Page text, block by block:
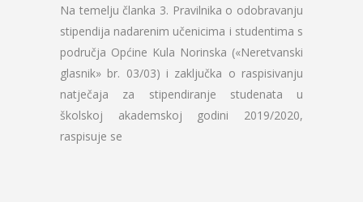
Na temelju članka 3. Pravilnika o odobravanju
stipendija nadarenim učenicima i studentima s
područja Općine Kula Norinska («Neretvanski
glasnik» br. 03/03) i zaključka o raspisivanju
natječaja za stipendiranje studenata u
školskoj akademskoj godini 2019/2020,
raspisuje se